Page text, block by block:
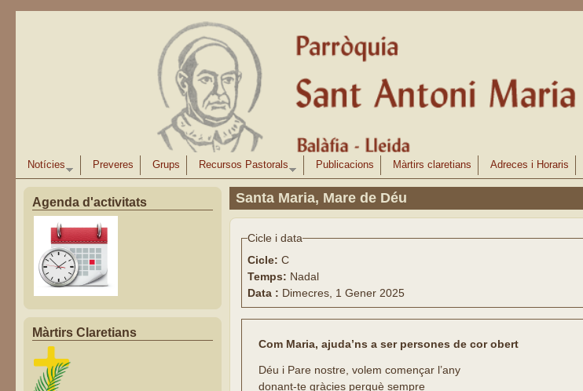
Notícies Preveres Grups Recursos Pastorals Publicacions Màrtirs claretians Adreces i Horaris
Agenda d'activitats
Màrtirs Claretians
Santa Maria, Mare de Déu
Cicle i data
Cicle: C
Temps: Nadal
Data : Dimecres, 1 Gener 2025
Com Maria, ajuda’ns a ser persones de cor obert
Déu i Pare nostre, volem començar l’any
donant-te gràcies perquè sempre